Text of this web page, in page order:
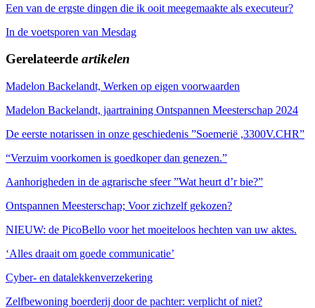
Een van de ergste dingen die ik ooit meegemaakte als executeur?
In de voetsporen van Mesdag
Gerelateerde artikelen
Madelon Backelandt, Werken op eigen voorwaarden
Madelon Backelandt, jaartraining Ontspannen Meesterschap 2024
De eerste notarissen in onze geschiedenis ”Soemerië ,3300V.CHR”
“Verzuim voorkomen is goedkoper dan genezen.”
Aanhorigheden in de agrarische sfeer ”Wat heurt d’r bie?”
Ontspannen Meesterschap; Voor zichzelf gekozen?
NIEUW: de PicoBello voor het moeiteloos hechten van uw aktes.
‘Alles draait om goede communicatie’
Cyber- en datalekkenverzekering
Zelfbewoning boerderij door de pachter: verplicht of niet?